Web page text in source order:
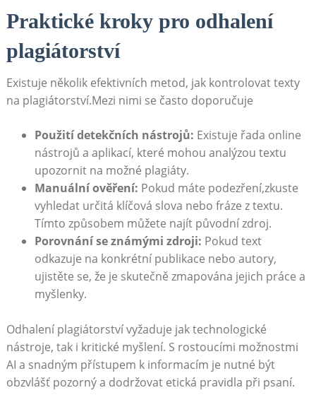
Praktické kroky pro odhalení
plagiátorství
Existuje několik efektivních metod, jak kontrolovat texty
na plagiátorství.Mezi nimi se často doporučuje
Použití detekčních nástrojů: Existuje řada online
nástrojů a aplikací, které mohou analýzou textu
upozornit na možné plagiáty.
Manuální ověření: Pokud máte podezření,zkuste
vyhledat určitá klíčová slova nebo fráze z textu.
Tímto způsobem můžete najít původní zdroj.
Porovnání se známými zdroji: Pokud text
odkazuje na konkrétní publikace nebo autory,
ujistěte se, že je skutečně zmapována jejich práce a
myšlenky.
Odhalení plagiátorství vyžaduje jak technologické
nástroje, tak i kritické myšlení. S rostoucími možnostmi
AI a snadným přístupem k informacím je nutné být
obzvlášť pozorný a dodržovat etická pravidla při psaní.